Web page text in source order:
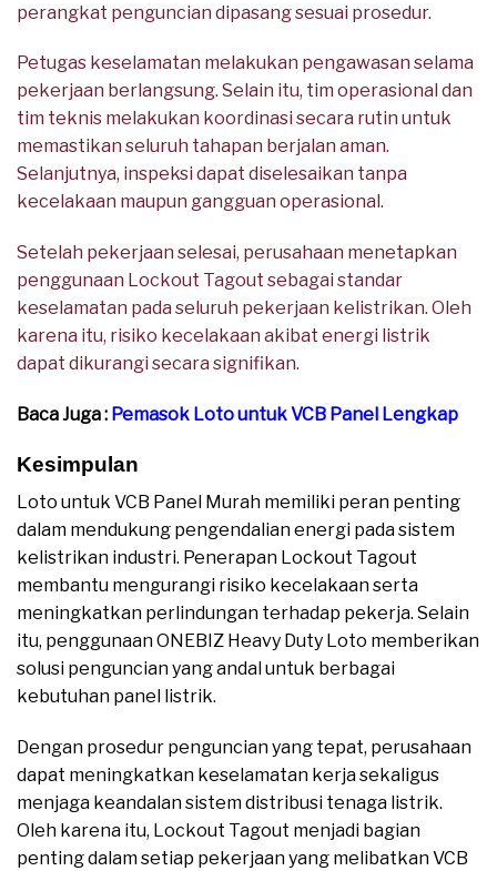
perangkat penguncian dipasang sesuai prosedur.
Petugas keselamatan melakukan pengawasan selama
pekerjaan berlangsung. Selain itu, tim operasional dan
tim teknis melakukan koordinasi secara rutin untuk
memastikan seluruh tahapan berjalan aman.
Selanjutnya, inspeksi dapat diselesaikan tanpa
kecelakaan maupun gangguan operasional.
Setelah pekerjaan selesai, perusahaan menetapkan
penggunaan Lockout Tagout sebagai standar
keselamatan pada seluruh pekerjaan kelistrikan. Oleh
karena itu, risiko kecelakaan akibat energi listrik
dapat dikurangi secara signifikan.
Baca Juga : Pemasok Loto untuk VCB Panel Lengkap
Kesimpulan
Loto untuk VCB Panel Murah memiliki peran penting
dalam mendukung pengendalian energi pada sistem
kelistrikan industri. Penerapan Lockout Tagout
membantu mengurangi risiko kecelakaan serta
meningkatkan perlindungan terhadap pekerja. Selain
itu, penggunaan ONEBIZ Heavy Duty Loto memberikan
solusi penguncian yang andal untuk berbagai
kebutuhan panel listrik.
Dengan prosedur penguncian yang tepat, perusahaan
dapat meningkatkan keselamatan kerja sekaligus
menjaga keandalan sistem distribusi tenaga listrik.
Oleh karena itu, Lockout Tagout menjadi bagian
penting dalam setiap pekerjaan yang melibatkan VCB